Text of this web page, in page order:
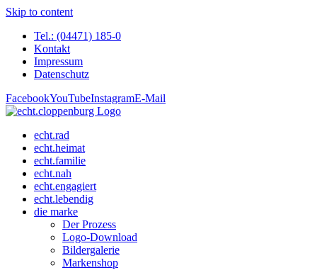
Skip to content
Tel.: (04471) 185-0
Kontakt
Impressum
Datenschutz
FacebookYouTubeInstagramE-Mail
echt.rad
echt.heimat
echt.familie
echt.nah
echt.engagiert
echt.lebendig
die marke
Der Prozess
Logo-Download
Bildergalerie
Markenshop